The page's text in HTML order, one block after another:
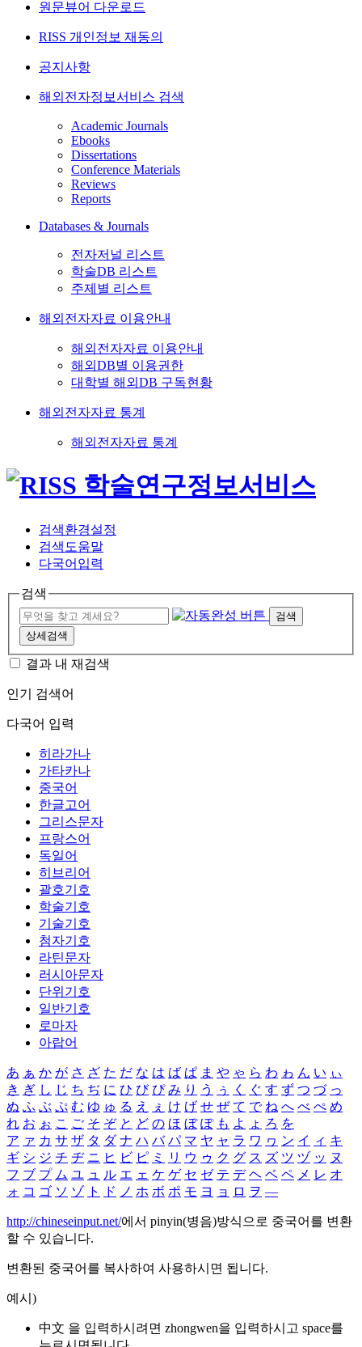
원문뷰어 다운로드
RISS 개인정보 재동의
공지사항
해외전자정보서비스 검색
Academic Journals
Ebooks
Dissertations
Conference Materials
Reviews
Reports
Databases & Journals
전자저널 리스트
학술DB 리스트
주제별 리스트
해외전자자료 이용안내
해외전자자료 이용안내
해외DB별 이용권한
대학별 해외DB 구독현황
해외전자자료 통계
해외전자자료 통계
검색환경설정
검색도움말
다국어입력
검색
검색
상세검색
결과 내 재검색
인기 검색어
다국어 입력
히라가나
가타카나
중국어
한글고어
그리스문자
프랑스어
독일어
히브리어
괄호기호
학술기호
기술기호
첨자기호
라틴문자
러시아문자
단위기호
일반기호
로마자
아랍어
あ ぁ か が さ ざ た だ な は ば ぱ ま や ゃ ら わ ゎ ん い ぃ
き ぎ し じ ち ぢ に ひ び ぴ み り う ぅ く ぐ す ず つ づ っ
ぬ ふ ぶ ぷ む ゆ ゅ る え ぇ け げ せ ぜ て で ね へ べ ぺ め
れ お ぉ こ ご そ ぞ と ど の ほ ぼ ぽ も よ ょ ろ を
ア ァ カ サ ザ タ ダ ナ ハ バ パ マ ヤ ャ ラ ワ ヮ ン イ ィ キ
ギ シ ジ チ ヂ ニ ヒ ビ ピ ミ リ ウ ゥ ク グ ス ズ ツ ヅ ッ ヌ
フ ブ プ ム ユ ュ ル エ ェ ケ ゲ セ ゼ テ デ ヘ ベ ペ メ レ オ
ォ コ ゴ ソ ゾ ト ド ノ ホ ボ ポ モ ヨ ョ ロ ヲ ―
http://chineseinput.net/에서 pinyin(병음)방식으로 중국어를 변환
할 수 있습니다.
변환된 중국어를 복사하여 사용하시면 됩니다.
예시)
中文 을 입력하시려면 zhongwen을 입력하시고 space를